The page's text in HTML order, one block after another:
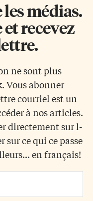
médias.
recevez
ne sont plus
Vous abonner
courriel est un
à nos articles.
directement sur l-
sur ce qui ce passe
en français!